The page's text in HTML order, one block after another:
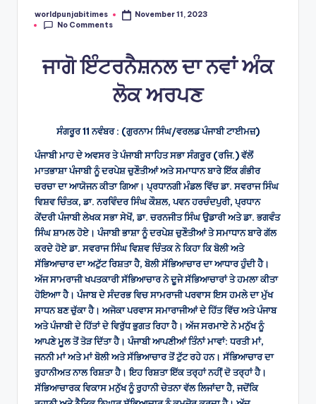
Posted
by
worldpunjabitimes
November 11, 2023
No Comments
ਜਾਗੋ ਇੰਟਰਨੈਸ਼ਨਲ ਦਾ ਨਵਾਂ ਅੰਕ
ਲੋਕ ਅਰਪਣ
ਸੰਗਰੂਰ 11 ਨਵੰਬਰ : (ਗੁਰਨਾਮ ਸਿੰਘ/ਵਰਲਡ ਪੰਜਾਬੀ ਟਾਈਮਜ਼)
ਪੰਜਾਬੀ ਮਾਹ ਦੇ ਅਵਸਰ ਤੇ ਪੰਜਾਬੀ ਸਾਹਿਤ ਸਭਾ ਸੰਗਰੂਰ (ਰਜਿ.) ਵੱਲੋਂ
ਮਾਤਭਾਸ਼ਾ ਪੰਜਾਬੀ ਨੂੰ ਦਰਪੇਸ਼ ਚੁਣੌਤੀਆਂ ਅਤੇ ਸਮਾਧਾਨ ਬਾਰੇ ਇੱਕ ਗੰਭੀਰ
ਚਰਚਾ ਦਾ ਆਯੋਜਨ ਕੀਤਾ ਗਿਆ। ਪ੍ਰਧਾਨਗੀ ਮੰਡਲ ਵਿੱਚ ਡਾ. ਸਵਰਾਜ ਸਿੰਘ
ਵਿਸ਼ਵ ਚਿੰਤਕ, ਡਾ. ਨਰਵਿੰਦਰ ਸਿੰਘ ਕੌਸ਼ਲ, ਪਵਨ ਹਰਚੰਦਪੁਰੀ, ਪ੍ਰਧਾਨ
ਕੇਂਦਰੀ ਪੰਜਾਬੀ ਲੇਖਕ ਸਭਾ ਸੇਖੋਂ, ਡਾ. ਚਰਨਜੀਤ ਸਿੰਘ ਉਡਾਰੀ ਅਤੇ ਡਾ. ਭਗਵੰਤ
ਸਿੰਘ ਸ਼ਾਮਲ ਹੋਏ। ਪੰਜਾਬੀ ਭਾਸ਼ਾ ਨੂੰ ਦਰਪੇਸ਼ ਚੁਣੌਤੀਆਂ ਤੇ ਸਮਾਧਾਨ ਬਾਰੇ ਗੱਲ
ਕਰਦੇ ਹੋਏ ਡਾ. ਸਵਰਾਜ ਸਿੰਘ ਵਿਸ਼ਵ ਚਿੰਤਕ ਨੇ ਕਿਹਾ ਕਿ ਬੋਲੀ ਅਤੇ
ਸੱਭਿਆਚਾਰ ਦਾ ਅਟੁੱਟ ਰਿਸ਼ਤਾ ਹੈ, ਬੋਲੀ ਸੱਭਿਆਚਾਰ ਦਾ ਆਧਾਰ ਹੁੰਦੀ ਹੈ।
ਅੱਜ ਸਾਮਰਾਜੀ ਖਪਤਕਾਰੀ ਸੱਭਿਆਚਾਰ ਨੇ ਦੂਜੇ ਸੱਭਿਆਚਾਰਾਂ ਤੇ ਹਮਲਾ ਕੀਤਾ
ਹੋਇਆਾ ਹੈ। ਪੰਜਾਬ ਦੇ ਸੰਦਰਭ ਵਿਚ ਸਾਮਰਾਜੀ ਪਰਵਾਸ ਇਸ ਹਮਲੇ ਦਾ ਮੁੱਖ
ਸਾਧਨ ਬਣ ਚੁੱਕਾ ਹੈ। ਅਜੋਕਾ ਪਰਵਾਸ ਸਮਾਰਾਜੀਆਂ ਦੇ ਹਿੱਤ ਵਿੱਚ ਅਤੇ ਪੰਜਾਬ
ਅਤੇ ਪੰਜਾਬੀ ਦੇ ਹਿੱਤਾਂ ਦੇ ਵਿਰੁੱਧ ਭੁਗਤ ਰਿਹਾ ਹੈ। ਅੱਜ ਸਰਮਾਏ ਨੇ ਮਨੁੱਖ ਨੂੰ
ਆਪਣੇ ਮੂਲ ਤੋਂ ਤੋੜ ਦਿੱਤਾ ਹੈ। ਪੰਜਾਬੀ ਆਪਣੀਆਂ ਤਿੰਨਾਂ ਮਾਵਾਂ: ਧਰਤੀ ਮਾਂ,
ਜਨਨੀ ਮਾਂ ਅਤੇ ਮਾਂ ਬੋਲੀ ਅਤੇ ਸੱਭਿਆਚਾਰ ਤੋਂ ਟੁੱਟ ਰਹੇ ਹਨ। ਸੱਭਿਆਚਾਰ ਦਾ
ਰੁਹਾਨੀਅਤ ਨਾਲ ਰਿਸ਼ਤਾ ਹੈ। ਇਹ ਰਿਸ਼ਤਾ ਇੱਕ ਤਰ੍ਹਾਂ ਨਹੀ਼ਂ ਦੋ ਤਰ੍ਹਾਂ ਹੈ।
ਸੱਭਿਆਚਾਰਕ ਵਿਕਾਸ ਮਨੁੱਖ ਨੂੰ ਰੁਹਾਨੀ ਚੇਤਨਾ ਵੱਲ ਲਿਜਾਂਦਾ ਹੈ, ਜਦੋਂਕਿ